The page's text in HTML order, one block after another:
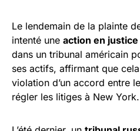
Le lendemain de la plainte
intenté une action en
dans un tribunal américain
ses actifs, affirmant que
violation d’un accord entre
régler les litiges à New York.